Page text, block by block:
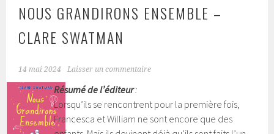
NOUS GRANDIRONS ENSEMBLE –
CLARE SWATMAN
14 mai 2024 Laisser un commentaire
Résumé de l’éditeur:
Lorsqu’ils se rencontrent pour la première fois,
Francesca et William ne sont encore que des